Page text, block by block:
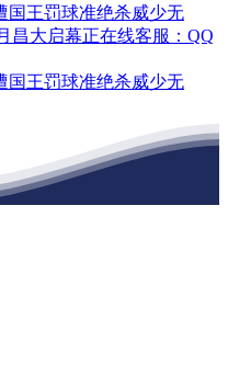
国王罚球准绝杀威少无
昌大启幕正在线客服：QQ
国王罚球准绝杀威少无